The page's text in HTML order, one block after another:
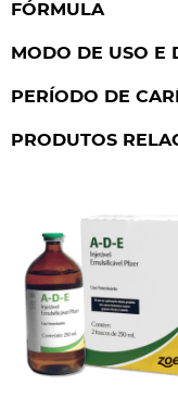
FÓRMULA
MODO DE USO E
PERÍODO DE
PRODUTOS